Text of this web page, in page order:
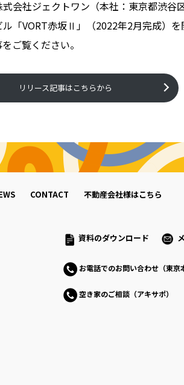
会社ジェクトワン（本社：東京都渋谷
「VORT赤坂Ⅱ」（2022年2月完成）を
ご覧ください。
リリース記事はこちらから
CONTACT 不動産会社様はこちら
資料のダウンロード
お電話でのお問い合わせ（東京
空き家のご相談（アキサポ）